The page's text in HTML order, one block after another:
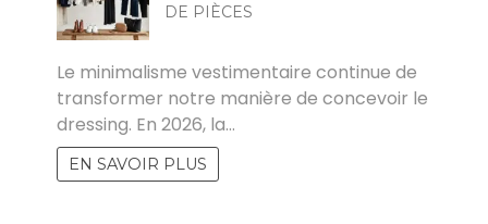
DE PIÈCES
Le minimalisme vestimentaire continue de
transformer notre manière de concevoir le
dressing. En 2026, la…
EN SAVOIR PLUS